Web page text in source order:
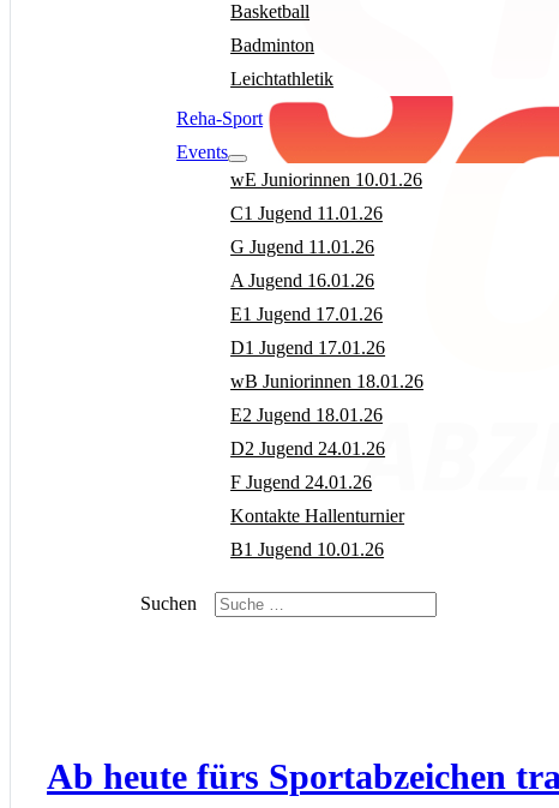
Basketball
Badminton
Leichtathletik
Reha-Sport
Events
wE Juniorinnen 10.01.26
C1 Jugend 11.01.26
G Jugend 11.01.26
A Jugend 16.01.26
E1 Jugend 17.01.26
D1 Jugend 17.01.26
wB Juniorinnen 18.01.26
E2 Jugend 18.01.26
D2 Jugend 24.01.26
F Jugend 24.01.26
Kontakte Hallenturnier
B1 Jugend 10.01.26
Suchen
Ab heute fürs Sportabzeichen